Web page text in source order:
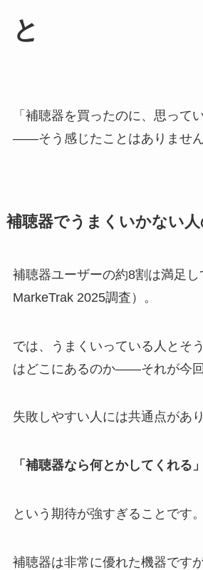
と
「補聴器を買ったのに、思って
——そう感じたことはありませ
補聴器でうまくいかない
補聴器ユーザーの約8割は満足し
MarkeTrak 2025調査）。
では、うまくいっている人とそ
はどこにあるのか——それが今回
失敗しやすい人には共通点があ
「補聴器なら何とかしてくれる」
という期待が強すぎることです。
補聴器は非常に優れた機器です